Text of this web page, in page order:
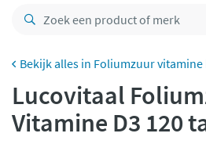
CO2 neutraal
Betaal met
Foliumzuur vitamine
Lucovitaal
Vitamine D3 120